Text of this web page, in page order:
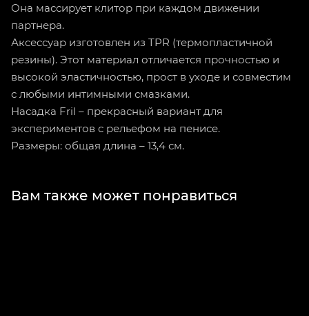
Она массирует клитор при каждом движении
партнера.
Аксессуар изготовлен из TPR (термопластичной
резины). Этот материал отличается прочностью и
высокой эластичностью, прост в уходе и совместим
с любыми интимными смазками.
Насадка Fril – прекрасный вариант для
экспериментов с рельефом на пенисе.
Размеры: общая длина – 13,4 см.
Вам также может понравиться